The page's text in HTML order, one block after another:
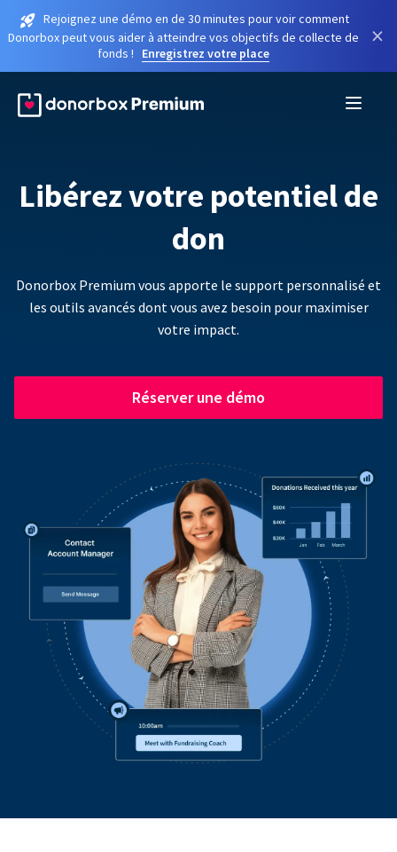
Rejoignez une démo en de 30 minutes pour voir comment
Donorbox peut vous aider à atteindre vos objectifs de collecte de
fonds !
Enregistrez votre place
×
Libérez votre potentiel de
don
Donorbox Premium vous apporte le support personnalisé et
les outils avancés dont vous avez besoin pour maximiser
votre impact.
Réserver une démo